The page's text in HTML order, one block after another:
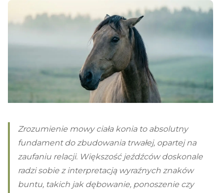
Zrozumienie mowy ciała konia to absolutny
fundament do zbudowania trwałej, opartej na
zaufaniu relacji. Większość jeźdźców doskonale
radzi sobie z interpretacją wyraźnych znaków
buntu, takich jak dębowanie, ponoszenie czy